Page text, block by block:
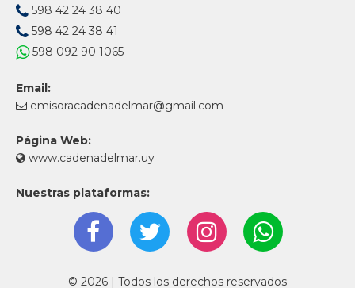
598 42 24 38 40
598 42 24 38 41
598 092 90 1065
Email:
emisoracadenadelmar@gmail.com
Página Web:
www.cadenadelmar.uy
Nuestras plataformas:
© 2026 | Todos los derechos reservados